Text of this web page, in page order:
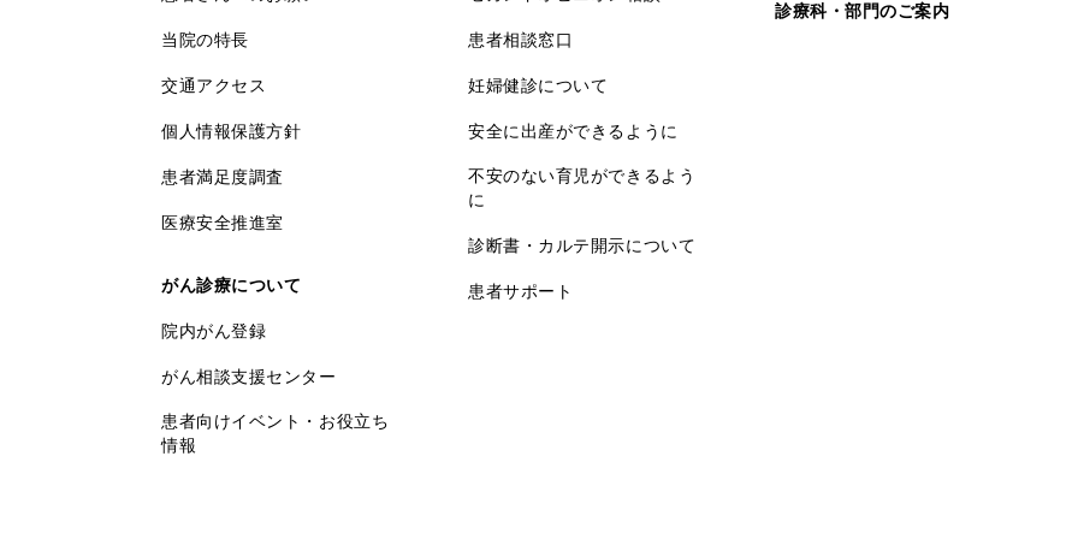
当院の特長
交通アクセス
個人情報保護方針
患者満足度調査
医療安全推進室
がん診療について
院内がん登録
がん相談支援センター
患者向けイベント・お役立ち
情報
患者相談窓口
妊婦健診について
安全に出産ができるように
不安のない育児ができるよう
に
診断書・カルテ開示について
患者サポート
診療科・部門のご案内